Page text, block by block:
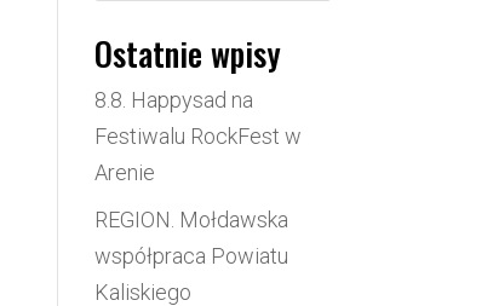
Ostatnie wpisy
8.8. Happysad na
Festiwalu RockFest w
Arenie
REGION. Mołdawska
współpraca Powiatu
Kaliskiego